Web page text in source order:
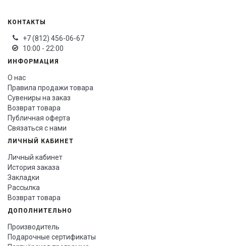
КОНТАКТЫ
+7 (812) 456-06-67
10:00 - 22:00
ИНФОРМАЦИЯ
О нас
Правила продажи товара
Сувениры на заказ
Возврат товара
Публичная оферта
Связаться с нами
ЛИЧНЫЙ КАБИНЕТ
Личный кабинет
История заказа
Закладки
Рассылка
Возврат товара
ДОПОЛНИТЕЛЬНО
Производитель
Подарочные сертификаты